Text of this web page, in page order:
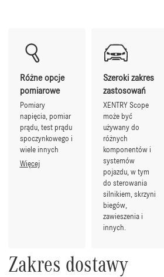
Różne opcje
pomiarowe
Pomiary
napięcia, pomiar
prądu, test prądu
spoczynkowego i
wiele innych
Więcej
Szeroki zakres
zastosowań
XENTRY Scope
może być
używany do
różnych
komponentów i
systemów
pojazdu, w tym
do sterowania
silnikiem, skrzyni
biegów,
zawieszenia i
innych.
Zakres dostawy